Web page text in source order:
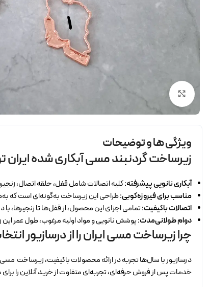
ویژگی ها و توضیحات
زیرساخت گردنبند مسی آبکاری شده ایران
آبکاری نانویی پیشرفته:کلیه اتصالات شامل قفل، حلقه اتصال،
مناسب برای فیروزه‌کوبی:طراحی این زیرساخت به‌گونه‌ای است که
اتصالات باکیفیت:تمامی اجزای این محصول، از قفل‌ها تا زنجیرها،
دوام طولانی‌مدت:پوشش نانویی و مواد اولیه مرغوب، طول عمر این
چرا زیرساخت مسی ایران را از درسازیور
درسازیور با سال‌ها تجربه در ارائه محصولات باکیفیت، زیرساخت
خدمات پس از فروش حرفه‌ای، تجربه‌ای متفاوت از خرید آنلاین را